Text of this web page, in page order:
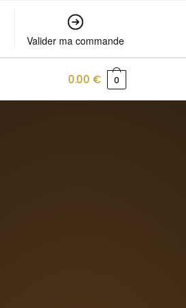
Valider ma commande
0.00 € 0